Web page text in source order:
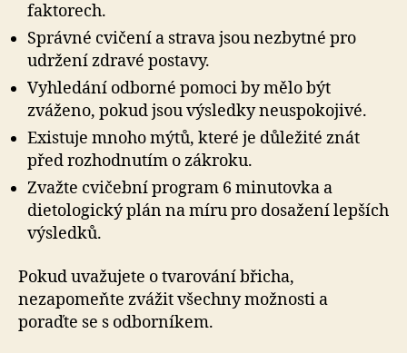
faktorech.
Správné cvičení a strava jsou nezbytné pro
udržení zdravé postavy.
Vyhledání odborné pomoci by mělo být
zváženo, pokud jsou výsledky neuspokojivé.
Existuje mnoho mýtů, které je důležité znát
před rozhodnutím o zákroku.
Zvažte cvičební program 6 minutovka a
dietologický plán na míru pro dosažení lepších
výsledků.
Pokud uvažujete o tvarování břicha,
nezapomeňte zvážit všechny možnosti a
poraďte se s odborníkem.